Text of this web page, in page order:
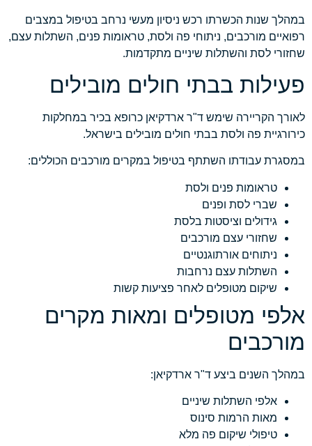
במהלך שנות הכשרתו רכש ניסיון מעשי נרחב בטיפול במצבים
רפואיים מורכבים, ניתוחי פה ולסת, טראומות פנים, השתלות עצם,
שחזורי לסת והשתלות שיניים מתקדמות.
פעילות בבתי חולים מובילים
לאורך הקריירה שימש ד"ר ארדקיאן כרופא בכיר במחלקות
כירורגיית פה ולסת בבתי חולים מובילים בישראל.
במסגרת עבודתו השתתף בטיפול במקרים מורכבים הכוללים:
טראומות פנים ולסת
שברי לסת ופנים
גידולים וציסטות בלסת
שחזורי עצם מורכבים
ניתוחים אורתוגנטיים
השתלות עצם נרחבות
שיקום מטופלים לאחר פציעות קשות
אלפי מטופלים ומאות מקרים
מורכבים
במהלך השנים ביצע ד"ר ארדקיאן:
אלפי השתלות שיניים
מאות הרמות סינוס
טיפולי שיקום פה מלא